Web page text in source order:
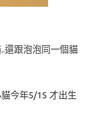
還跟泡泡同一個貓
今年5/15 才出生